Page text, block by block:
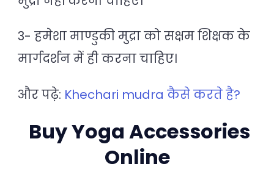
3- हमेशा माण्डुकी मुद्रा को सक्षम शिक्षक के
मार्गदर्शन में ही करना चाहिए।
और पढ़े: Khechari mudra कैसे करते है?
Buy Yoga Accessories
Online